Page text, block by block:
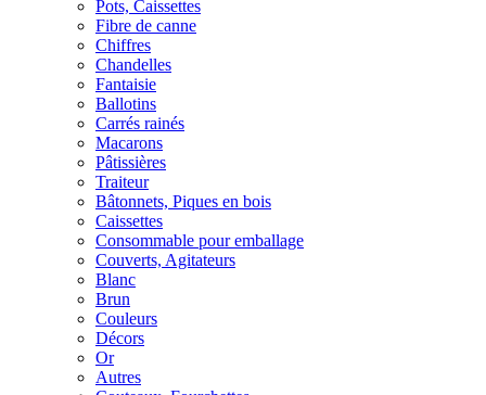
Pots, Caissettes
Fibre de canne
Chiffres
Chandelles
Fantaisie
Ballotins
Carrés rainés
Macarons
Pâtissières
Traiteur
Bâtonnets, Piques en bois
Caissettes
Consommable pour emballage
Couverts, Agitateurs
Blanc
Brun
Couleurs
Décors
Or
Autres